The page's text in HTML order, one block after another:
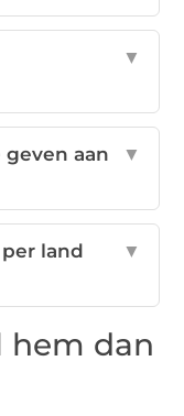
▼
aan
▼
land
▼
hem dan